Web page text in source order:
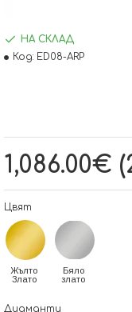
1,086.00€
НА СКЛАД
Код: ED08-ARP
Цвят
Жълто
Злато
Бяло
злато
Диаманти